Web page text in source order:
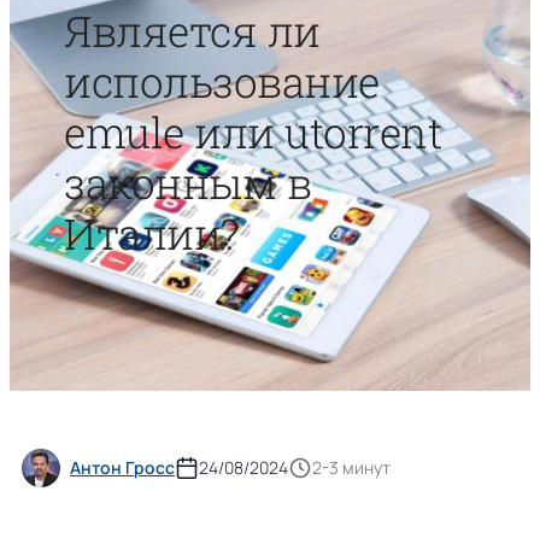
Является ли
использование
emule или utorrent
законным в
Италии?
Антон Гросс 24/08/2024 2-3 минут